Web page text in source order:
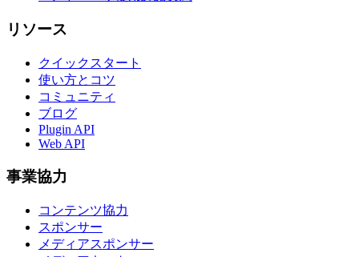
リソース
クイックスタート
使い方とコツ
コミュニティ
ブログ
Plugin API
Web API
事業協力
コンテンツ協力
スポンサー
メディアスポンサー